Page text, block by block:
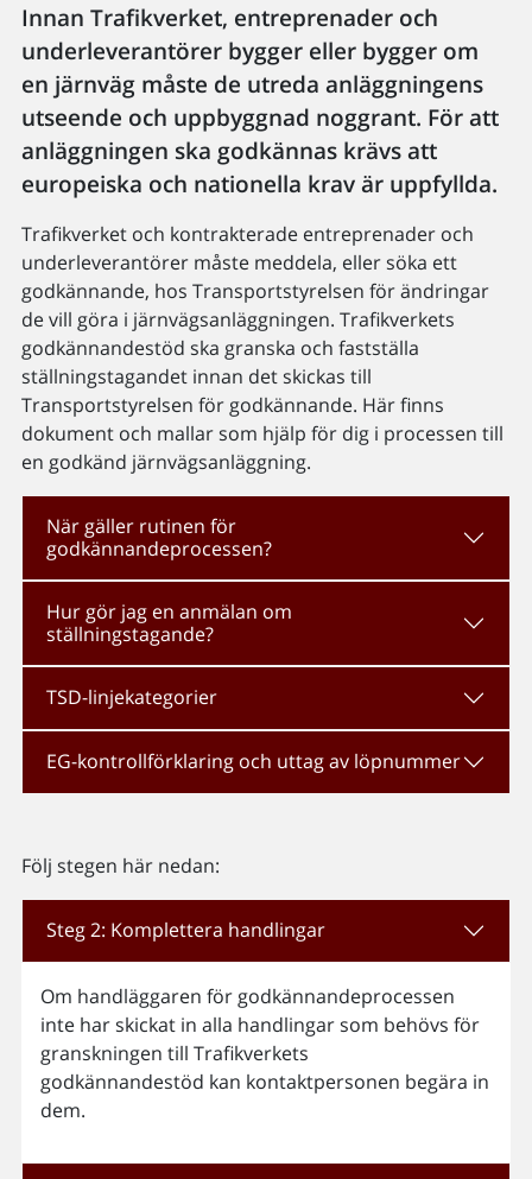
Innan Trafikverket, entreprenader och
underleverantörer bygger eller bygger om
en järnväg måste de utreda anläggningens
utseende och uppbyggnad noggrant. För att
anläggningen ska godkännas krävs att
europeiska och nationella krav är uppfyllda.
Trafikverket och kontrakterade entreprenader och
underleverantörer måste meddela, eller söka ett
godkännande, hos Transportstyrelsen för ändringar
de vill göra i järnvägsanläggningen. Trafikverkets
godkännandestöd ska granska och fastställa
ställningstagandet innan det skickas till
Transportstyrelsen för godkännande. Här finns
dokument och mallar som hjälp för dig i processen till
en godkänd järnvägsanläggning.
När gäller rutinen för
godkännandeprocessen?
Hur gör jag en anmälan om
ställningstagande?
TSD-linjekategorier
EG-kontrollförklaring och uttag av löpnummer
Följ stegen här nedan:
Steg 2: Komplettera handlingar
Om handläggaren för godkännandeprocessen
inte har skickat in alla handlingar som behövs för
granskningen till Trafikverkets
godkännandestöd kan kontaktpersonen begära in
dem.